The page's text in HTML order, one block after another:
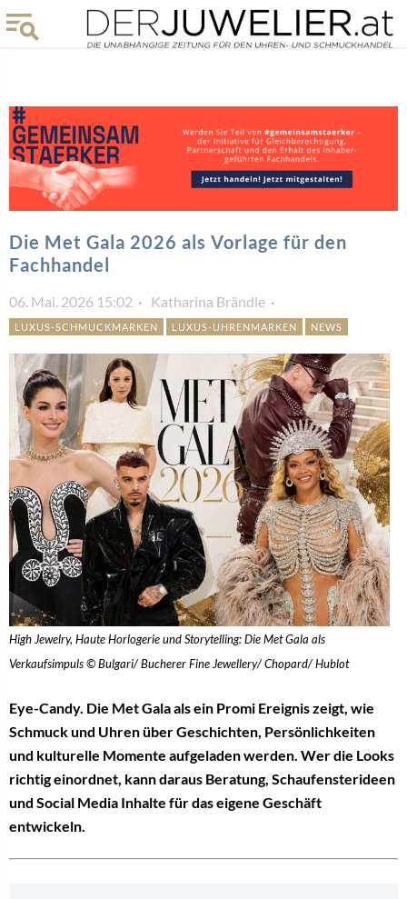
Die Met Gala 2026 als Vorlage für den
Fachhandel
06. Mai. 2026 15:02 Katharina Brändle
LUXUS-SCHMUCKMARKEN LUXUS-UHRENMARKEN NEWS
High Jewelry, Haute Horlogerie und Storytelling: Die Met Gala als
Verkaufsimpuls © Bulgari/ Bucherer Fine Jewellery/ Chopard/ Hublot
Eye-Candy. Die Met Gala als ein Promi Ereignis zeigt, wie
Schmuck und Uhren über Geschichten, Persönlichkeiten
und kulturelle Momente aufgeladen werden. Wer die Looks
richtig einordnet, kann daraus Beratung, Schaufensterideen
und Social Media Inhalte für das eigene Geschäft
entwickeln.